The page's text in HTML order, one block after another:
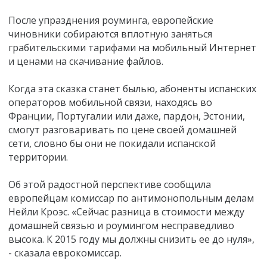
После упразднения роуминга, европейские
чиновники собираются вплотную заняться
грабительскими тарифами на мобильный Интернет
и ценами на скачивание файлов.
Когда эта сказка станет былью, абоненты испанских
операторов мобильной связи, находясь во
Франции, Португалии или даже, пардон, Эстонии,
смогут разговаривать по цене своей домашней
сети, словно бы они не покидали испанской
территории.
Об этой радостной перспективе сообщила
европейцам комиссар по антимонопольным делам
Нейли Кроэс. «Сейчас разница в стоимости между
домашней связью и роумингом несправедливо
высока. К 2015 году мы должны снизить ее до нуля»,
- сказала еврокомиссар.